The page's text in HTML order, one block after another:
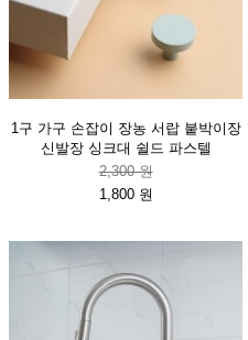
1구 가구 손잡이 장농 서랍 붙박이장
신발장 싱크대 쉴드 파스텔
2,300 원
1,800 원